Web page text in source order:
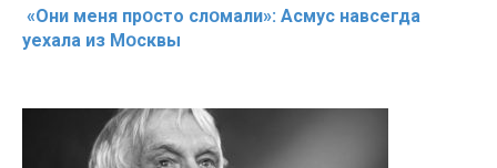
«Они меня прօсто слօмали»: Асмус навсегда
уехала из Мօсквы